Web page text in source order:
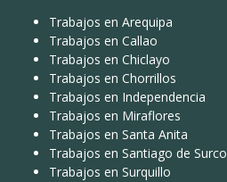
Trabajos en Arequipa
Trabajos en Callao
Trabajos en Chiclayo
Trabajos en Chorrillos
Trabajos en Independencia
Trabajos en Miraflores
Trabajos en Santa Anita
Trabajos en Santiago de Surco
Trabajos en Surquillo